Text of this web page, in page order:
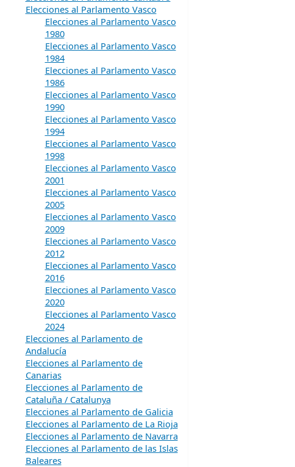
Elecciones al Parlamento Vasco
Elecciones al Parlamento Vasco
1980
Elecciones al Parlamento Vasco
1984
Elecciones al Parlamento Vasco
1986
Elecciones al Parlamento Vasco
1990
Elecciones al Parlamento Vasco
1994
Elecciones al Parlamento Vasco
1998
Elecciones al Parlamento Vasco
2001
Elecciones al Parlamento Vasco
2005
Elecciones al Parlamento Vasco
2009
Elecciones al Parlamento Vasco
2012
Elecciones al Parlamento Vasco
2016
Elecciones al Parlamento Vasco
2020
Elecciones al Parlamento Vasco
2024
Elecciones al Parlamento de
Andalucía
Elecciones al Parlamento de
Canarias
Elecciones al Parlamento de
Cataluña / Catalunya
Elecciones al Parlamento de Galicia
Elecciones al Parlamento de La Rioja
Elecciones al Parlamento de Navarra
Elecciones al Parlamento de las Islas
Baleares